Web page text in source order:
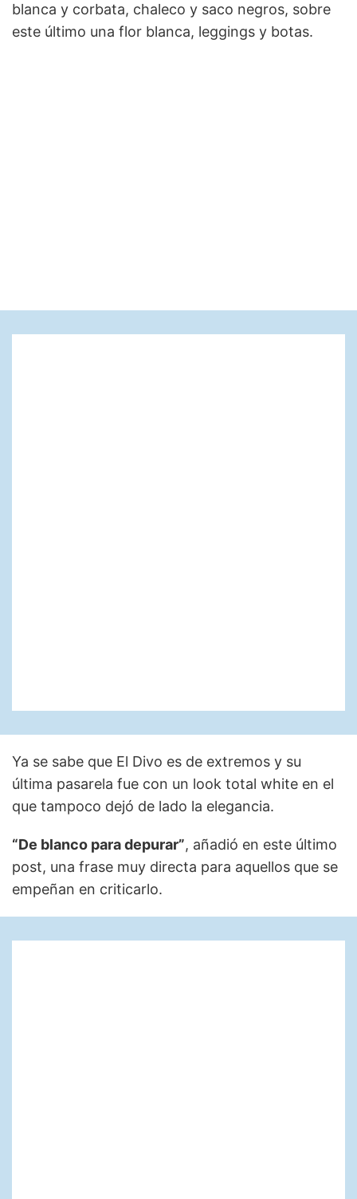
blanca y corbata, chaleco y saco negros, sobre
este último una flor blanca, leggings y botas.
Ya se sabe que El Divo es de extremos y su
última pasarela fue con un look total white en el
que tampoco dejó de lado la elegancia.
“De blanco para depurar”, añadió en este último
post, una frase muy directa para aquellos que se
empeñan en criticarlo.